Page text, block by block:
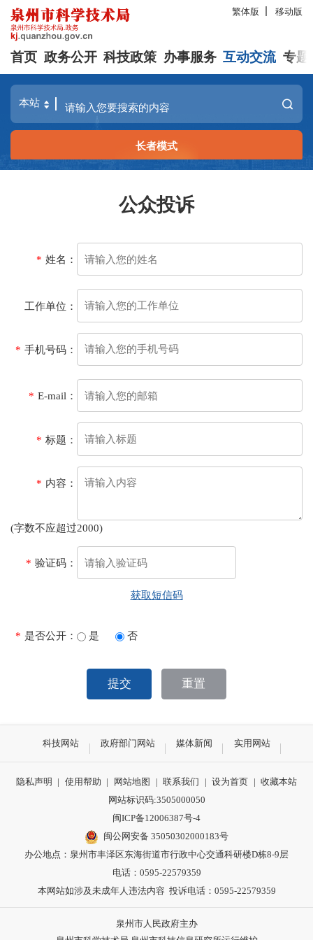
繁体版 移动版
首页 政务公开 科技政策 办事服务 互动交流 专题
长者模式
公众投诉
* 姓名：
工作单位：
* 手机号码：
* E-mail：
* 标题：
* 内容：
(字数不应超过2000)
* 验证码：
获取短信码
* 是否公开： 是 否
提交 重置
科技网站 政府部门网站 媒体新闻 实用网站
隐私声明 | 使用帮助 | 网站地图 | 联系我们 | 设为首页 | 收藏本站
网站标识码:3505000050
闽ICP备12006387号-4
闽公网安备 35050302000183号
办公地点：泉州市丰泽区东海街道市行政中心交通科研楼D栋8-9层
电话：0595-22579359
本网站如涉及未成年人违法内容 投诉电话：0595-22579359
泉州市人民政府主办